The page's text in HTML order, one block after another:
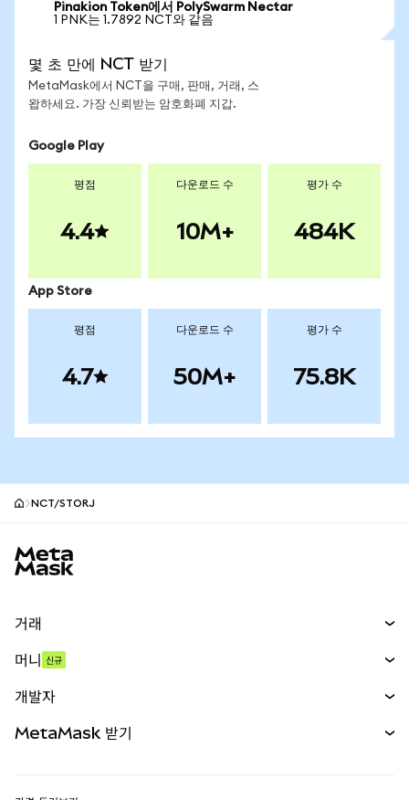
Pinakion Token에서 PolySwarm Nectar
1 PNK는 1.7892 NCT와 같음
몇 초 만에 NCT 받기
MetaMask에서 NCT을 구매, 판매, 거래, 스
왑하세요. 가장 신뢰받는 암호화폐 지갑.
Google Play
평점
4.4
다운로드 수
10M+
평가 수
484K
App Store
평점
4.7
다운로드 수
50M+
평가 수
75.8K
NCT/STORJ
거래
무기한 선물
실물자산
머니 신규
개발자
MetaMask 받기